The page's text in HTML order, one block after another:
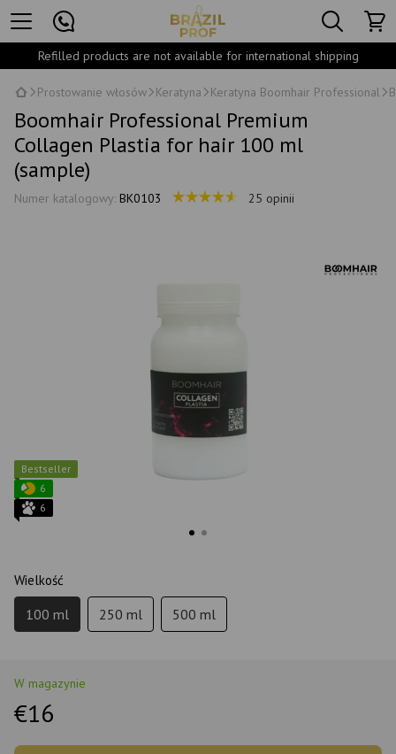
Refilled products are not available for international shipping
Prostowanie włosów Keratyna Keratyna Boomhair Professional
Boomhair Professional Premium
Collagen Plastia for hair 100 ml
(sample)
Numer katalogowy: BK0103 25 opinii
Bestseller
6
6
Wielkość
100 ml 250 ml 500 ml
W magazynie
€16